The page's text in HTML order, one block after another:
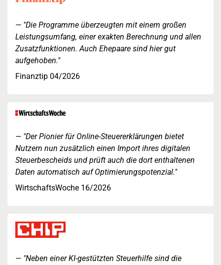
"Die Programme überzeugten mit einem großen
Leistungsumfang, einer exakten Berechnung und allen
Zusatzfunktionen. Auch Ehepaare sind hier gut
aufgehoben."
Finanztip 04/2026
"Der Pionier für Online-Steuererklärungen bietet
Nutzern nun zusätzlich einen Import ihres digitalen
Steuerbescheids und prüft auch die dort enthaltenen
Daten automatisch auf Optimierungspotenzial."
WirtschaftsWoche 16/2026
"Neben einer KI-gestützten Steuerhilfe sind die